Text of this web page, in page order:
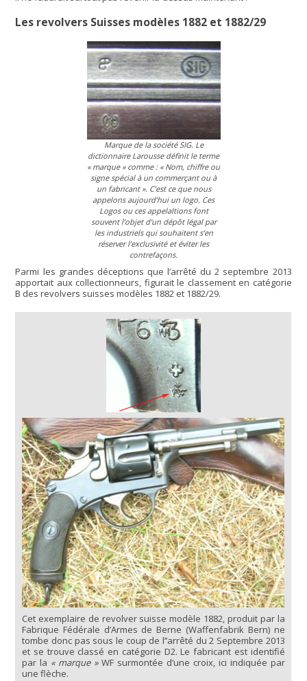
Les revolvers Suisses modèles 1882 et 1882/29
Marque de la société SIG. Le
dictionnaire Larousse définit le terme
« marque » comme : « Nom, chiffre ou
signe spécial à un commerçant ou à
un fabricant ». C’est ce que nous
appelons aujourd’hui un logo. Ces
Logos ou ces appelaltions font
souvent l’objet d’un dépôt légal par
les industriels qui souhaitent s’en
réserver l’exclusivité et éviter les
contrefaçons.
Parmi les grandes déceptions que l’arrêté du 2 septembre 2013
apportait aux collectionneurs, figurait le classement en catégorie
B des revolvers suisses modèles 1882 et 1882/29.
Cet exemplaire de revolver suisse modèle 1882, produit par la
Fabrique Fédérale d’Armes de Berne (Waffenfabrik Bern) ne
tombe donc pas sous le coup de l’’arrêté du 2 Septembre 2013
et se trouve classé en catégorie D2. Le fabricant est identifié
par la « marque »WF surmontée d’une croix, ici indiquée par
une flèche.